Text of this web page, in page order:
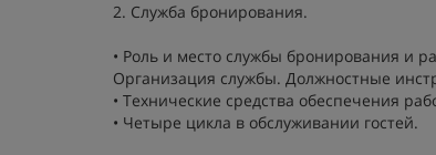
2. Служба бронирования.
• Роль и место службы бронирования и
Организация службы. Должностные
• Технические средства обеспечения
• Четыре цикла в обслуживании гостей.